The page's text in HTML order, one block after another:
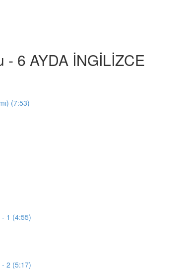
- 6 AYDA İNGİLİZCE
(7:53)
1 (4:55)
2 (5:17)